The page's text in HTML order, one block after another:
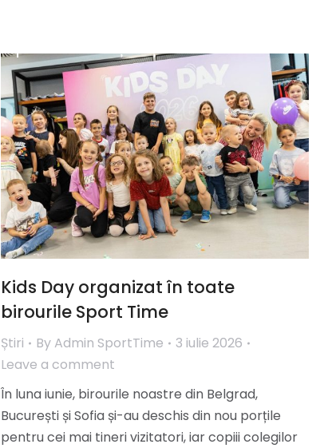
Kids Day organizat în toate
birourile Sport Time
Știri By Admin SportTime
3 iulie 2026
Leave a comment
În luna iunie, birourile noastre din Belgrad,
București și Sofia și-au deschis din nou porțile
pentru cei mai tineri vizitatori, iar copiii colegilor